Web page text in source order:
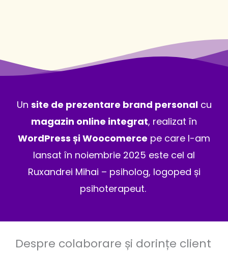
Un site de prezentare brand personalcu
magazin online integrat, realizat în
WordPress și Woocomerce pe care l-am
lansat în noiembrie 2025 este cel al
Ruxandrei Mihai – psiholog, logoped și
psihoterapeut.
Despre colaborare și dorințe client